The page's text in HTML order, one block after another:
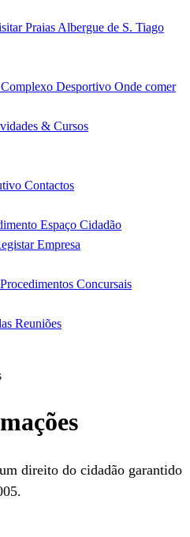
Praias Albergue de S. Tiago
Complexo Desportivo Onde comer
& Cursos
Contactos
Espaço Cidadão
Empresa
Procedimentos Concursais
Reuniões
direito do cidadão garantido